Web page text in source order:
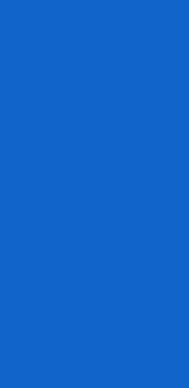
ဝန်ကြီးဌာန
န
ဝန်ကြီးဌာန
ြည်သူ့အင်အား